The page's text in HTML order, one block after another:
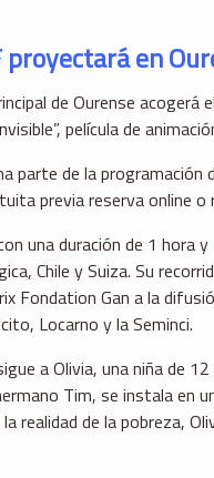
proyectará en
de Ourense acogerá
película de
parte de la programación
previa reserva online o
una duración de 1 hora
Chile y Suiza. Su
Fondation Gan a la
Locarno y la Seminci.
a Olivia, una niña de
Tim, se instala en
realidad de la pobreza,